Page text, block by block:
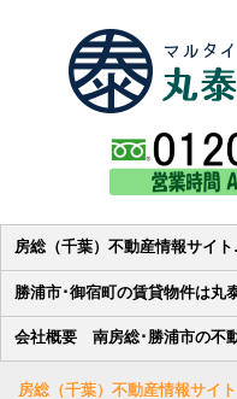
房総（千葉）
房総（千葉）不動産情報サイ